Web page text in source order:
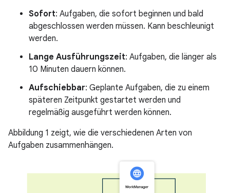
Sofort: Aufgaben, die sofort beginnen und bald
abgeschlossen werden müssen. Kann beschleunigt
werden.
Lange Ausführungszeit: Aufgaben, die länger als
10 Minuten dauern können.
Aufschiebbar: Geplante Aufgaben, die zu einem
späteren Zeitpunkt gestartet werden und
regelmäßig ausgeführt werden können.
Abbildung 1 zeigt, wie die verschiedenen Arten von
Aufgaben zusammenhängen.